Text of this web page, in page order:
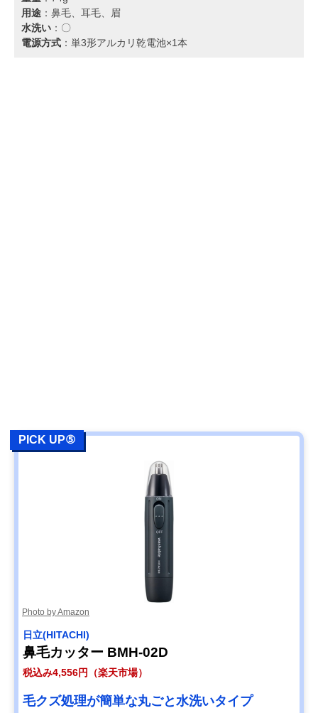
用途 ：鼻毛、耳毛、眉
水洗い ：〇
電源方式 ：単3形アルカリ乾電池×1本
PICK UP⑤
Photo by Amazon
日立(HITACHI)
鼻毛カッター BMH-02D
税込み4,556円（楽天市場）
毛クズ処理が簡単な丸ごと水洗いタイプ